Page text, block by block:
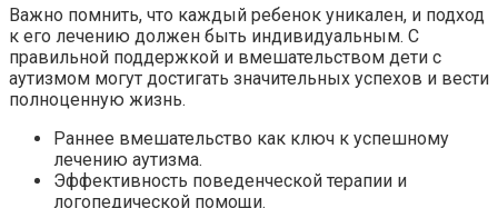
Важно помнить, что каждый ребенок уникален, и подход
к его лечению должен быть индивидуальным. С
правильной поддержкой и вмешательством дети с
аутизмом могут достигать значительных успехов и вести
полноценную жизнь.
Раннее вмешательство как ключ к успешному
лечению аутизма.
Эффективность поведенческой терапии и
логопедической помощи.